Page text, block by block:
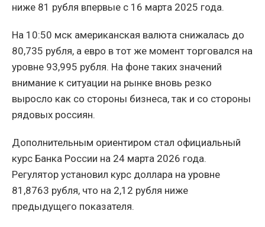
ниже 81 рубля впервые с 16 марта 2025 года.
На 10:50 мск американская валюта снижалась до
80,735 рубля, а евро в тот же момент торговался на
уровне 93,995 рубля. На фоне таких значений
внимание к ситуации на рынке вновь резко
выросло как со стороны бизнеса, так и со стороны
рядовых россиян.
Дополнительным ориентиром стал официальный
курс Банка России на 24 марта 2026 года.
Регулятор установил курс доллара на уровне
81,8763 рубля, что на 2,12 рубля ниже
предыдущего показателя.